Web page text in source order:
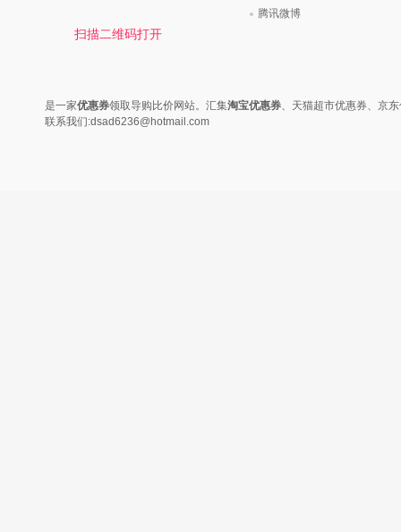
扫描二维码打开
腾讯微博
是一家优惠券领取导购比价网站。汇集淘宝优惠券、天猫超市优惠券、京
联系我们:dsad6236@hotmail.com